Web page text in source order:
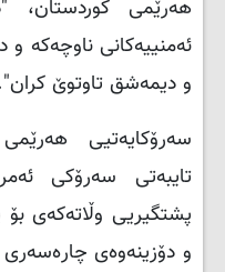
هەرێمی کوردستان،
ئەمنییەکانی ناوچەکە
و ديمه‌شق تاوتوێ
سەرۆکایەتیی
تایبەتی سەرۆکی
پشتگیریی وڵاتەکەی
و دۆزینەوەی